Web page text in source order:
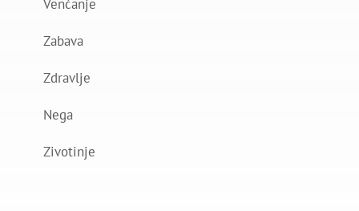
Venčanje
Zabava
Zdravlje
Nega
Zivotinje